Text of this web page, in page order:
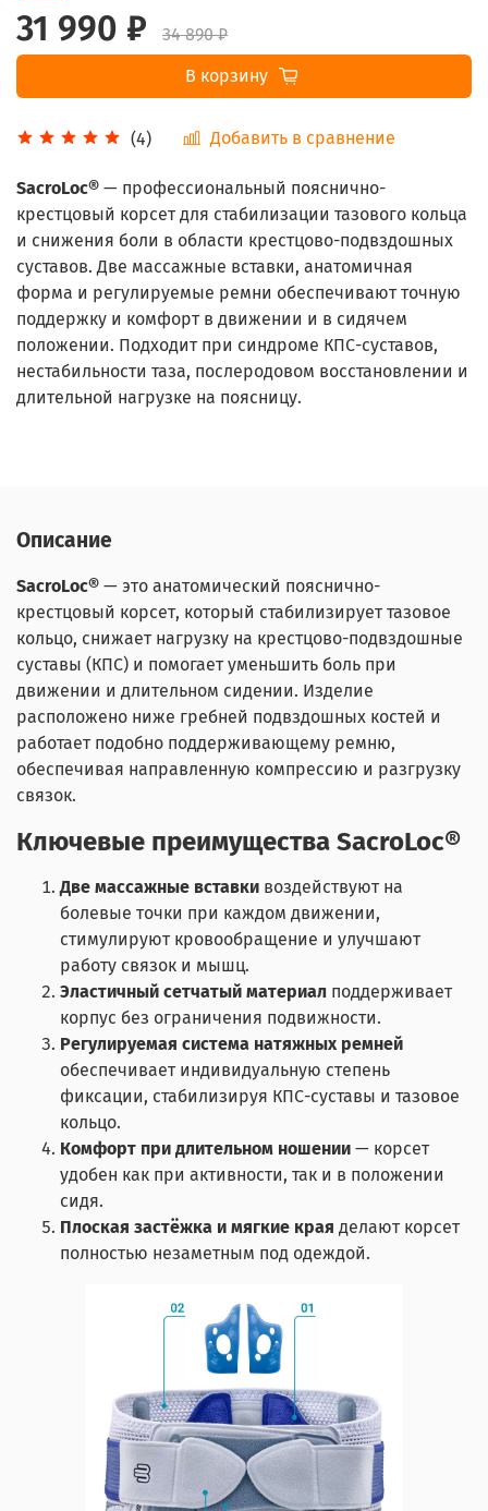
(4) Добавить в сравнение
31 990 ₽
34 890 ₽
В корзину
SacroLoc® — профессиональный пояснично-
крестцовый корсет для стабилизации тазового кольца
и снижения боли в области крестцово-подвздошных
суставов. Две массажные вставки, анатомичная
форма и регулируемые ремни обеспечивают точную
поддержку и комфорт в движении и в сидячем
положении. Подходит при синдроме КПС-суставов,
нестабильности таза, послеродовом восстановлении и
длительной нагрузке на поясницу.
Описание
SacroLoc® — это анатомический пояснично-
крестцовый корсет, который стабилизирует тазовое
кольцо, снижает нагрузку на крестцово-подвздошные
суставы (КПС) и помогает уменьшить боль при
движении и длительном сидении. Изделие
расположено ниже гребней подвздошных костей и
работает подобно поддерживающему ремню,
обеспечивая направленную компрессию и разгрузку
связок.
Ключевые преимущества SacroLoc®
Две массажные вставки воздействуют на
болевые точки при каждом движении,
стимулируют кровообращение и улучшают
работу связок и мышц.
Эластичный сетчатый материал поддерживает
корпус без ограничения подвижности.
Регулируемая система натяжных ремней
обеспечивает индивидуальную степень
фиксации, стабилизируя КПС-суставы и тазовое
кольцо.
Комфорт при длительном ношении — корсет
удобен как при активности, так и в положении
сидя.
Плоская застёжка и мягкие края делают корсет
полностью незаметным под одеждой.